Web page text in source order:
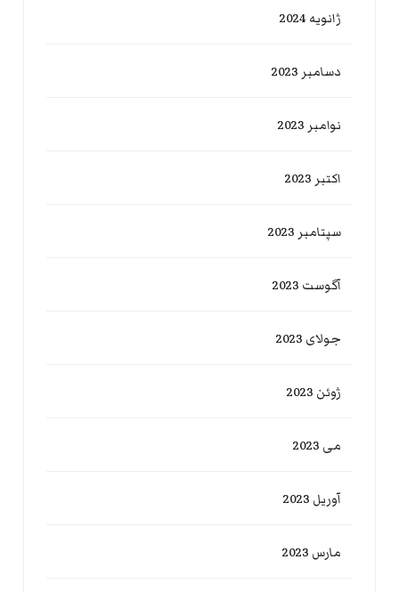
ژانویه 2024
دسامبر 2023
نوامبر 2023
اکتبر 2023
سپتامبر 2023
آگوست 2023
جولای 2023
ژوئن 2023
می 2023
آوریل 2023
مارس 2023